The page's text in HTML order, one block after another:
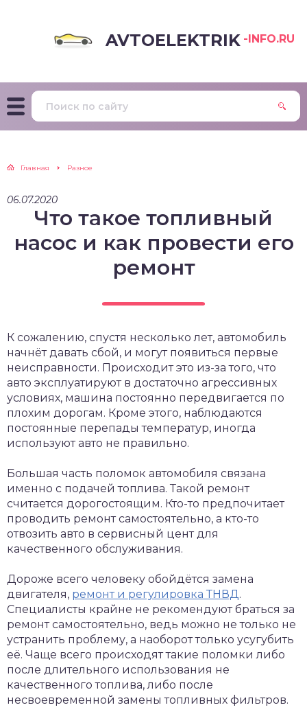
AVTOELEKTRIK -INFO.RU
Главная Разное
06.07.2020
Что такое топливный
насос и как провести его
ремонт
К сожалению, спустя несколько лет, автомобиль
начнёт давать сбой, и могут появиться первые
неисправности. Происходит это из-за того, что
авто эксплуатируют в достаточно агрессивных
условиях, машина постоянно передвигается по
плохим дорогам. Кроме этого, наблюдаются
постоянные перепады температур, иногда
используют авто не правильно.
Большая часть поломок автомобиля связана
именно с подачей топлива. Такой ремонт
считается дорогостоящим. Кто-то предпочитает
проводить ремонт самостоятельно, а кто-то
отвозить авто в сервисный цент для
качественного обслуживания.
Дороже всего человеку обойдётся замена
двигателя, ремонт и регулировка ТНВД.
Специалисты крайне не рекомендуют браться за
ремонт самостоятельно, ведь можно не только не
устранить проблему, а наоборот только усугубить
её. Чаще всего происходят такие поломки либо
после длительного использования не
качественного топлива, либо после
несвоевременной замены топливных фильтров.